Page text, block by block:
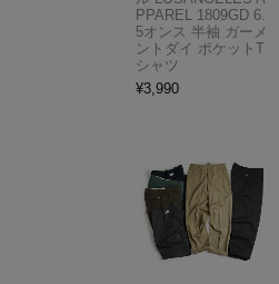
PPAREL 1809GD 6.
5オンス 半袖 ガーメ
ントダイ ポケットT
シャツ
¥3,990